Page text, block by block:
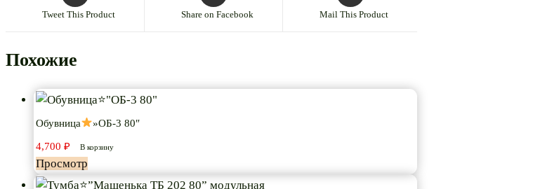
Tweet This Product Share on Facebook Mail This Product
Похожие
Обувница »ОБ-3 80″
4,700 ₽ В корзину
Просмотр